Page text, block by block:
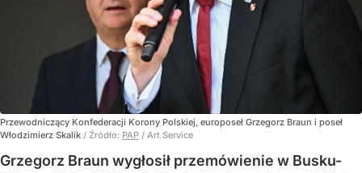
Przewodniczący Konfederacji Korony Polskiej, europoseł Grzegorz Braun i poseł
Włodzimierz Skalik / Źródło: PAP / Art Service
Grzegorz Braun wygłosił przemówienie w Busku-